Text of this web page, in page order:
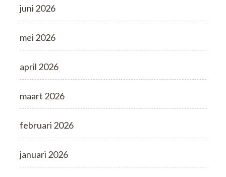
juni 2026
mei 2026
april 2026
maart 2026
februari 2026
januari 2026